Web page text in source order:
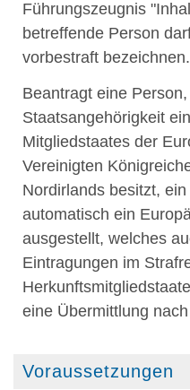
Führungszeugnis
betreffende Person
vorbestraft bezeichnen.
Beantragt eine
Staatsangehörigkeit
Mitgliedstaates der
Vereinigten
Nordirlands besitzt,
automatisch ein
ausgestellt, welches
Eintragungen im
eine Übermittlung
Voraussetzungen